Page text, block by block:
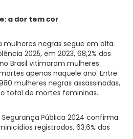
a dor tem cor
mulheres negras segue em alta.
2025, em 2023, 68,2% dos
Brasil vitimaram mulheres
apenas naquele ano. Entre
mulheres negras assassinadas,
total de mortes femininas.
Segurança Pública 2024 confirma
registrados, 63,6% das